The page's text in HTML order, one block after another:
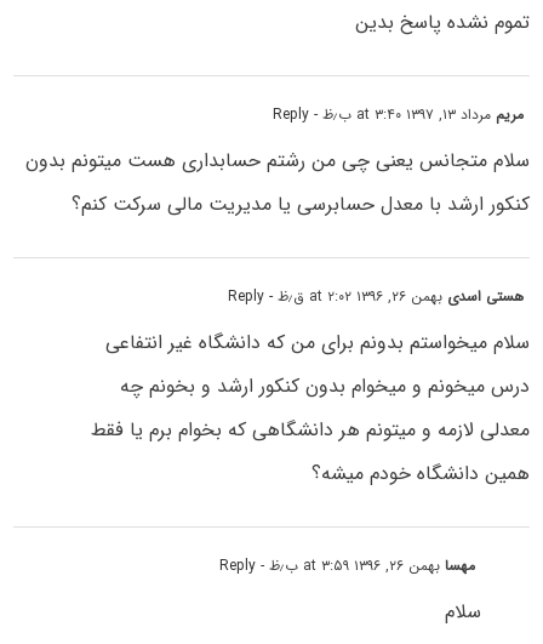
تموم نشده پاسخ بدین
مریم مرداد ۱۳, ۱۳۹۷ at ۳:۴۰ ب٫ظ - Reply
سلام متجانس یعنی چی من رشتم حسابداری هست میتونم بدون
کنکور ارشد با معدل حسابرسی یا مدیریت مالی سرکت کنم؟
هستی اسدی بهمن ۲۶, ۱۳۹۶ at ۲:۰۲ ق٫ظ - Reply
سلام میخواستم بدونم برای من که دانشگاه غیر انتفاعی
درس میخونم و میخوام بدون کنکور ارشد و بخونم چه
معدلی لازمه و میتونم هر دانشگاهی که بخوام برم یا فقط
همین دانشگاه خودم میشه؟
مهسابهمن ۲۶, ۱۳۹۶ at ۳:۵۹ ب٫ظ - Reply
سلام